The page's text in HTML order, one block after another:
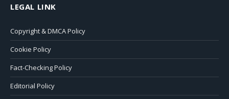
LEGAL LINK
Copyright & DMCA Policy
Cookie Policy
Fact-Checking Policy
Editorial Policy